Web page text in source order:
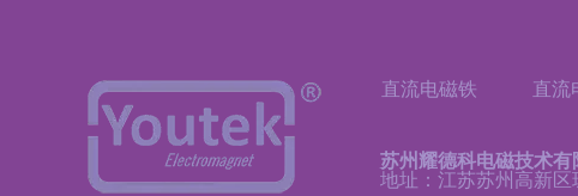
直流电磁铁 直流
苏州耀德科电磁技术有
地址：江苏苏州高新区